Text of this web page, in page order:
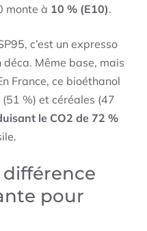
monte à 10 % (E10).
c’est un expresso
déca. Même base, mais
France, ce bioéthanol
%) et céréales (47
le CO2 de 72 %
pour